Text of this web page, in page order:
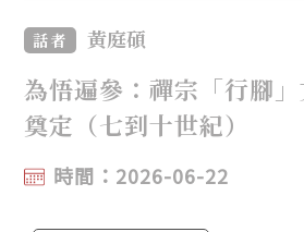
話者 黃庭碩
為悟遍參：禪宗「行腳
奠定（七到十世紀）
時間：2026-06-22